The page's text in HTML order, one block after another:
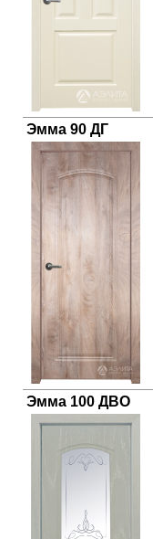
Эмма 90 ДГ
Эмма 100 ДВО